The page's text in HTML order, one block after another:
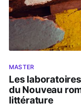
MASTER
Les
du Nouveau
littérature